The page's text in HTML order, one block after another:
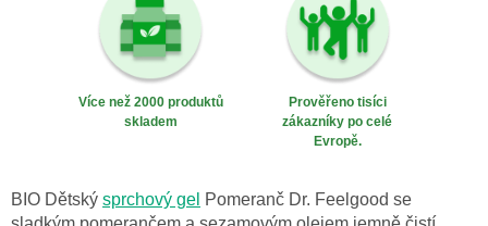
Více než 2000 produktů
skladem
Prověřeno tisíci
zákazníky po celé
Evropě.
BIO Dětský sprchový gel Pomeranč Dr. Feelgood se